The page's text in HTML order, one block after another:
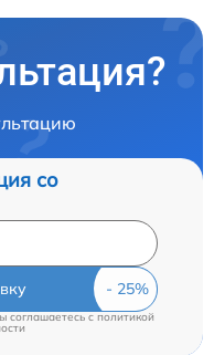
со
соглашаетесь cполитикой